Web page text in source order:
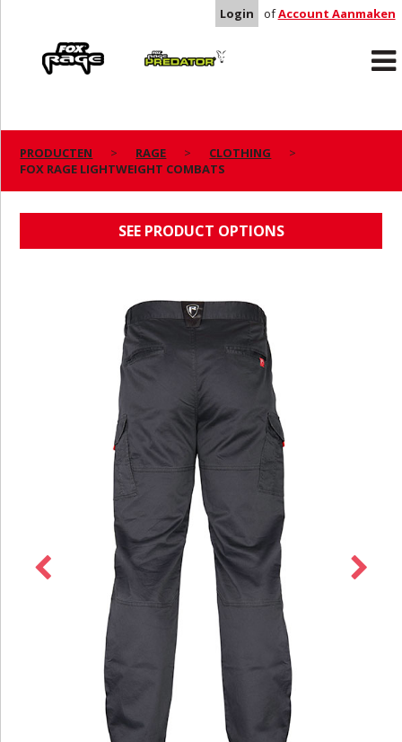
Login ofAccount Aanmaken
Predator
PRODUCTEN RAGE
CLOTHING
FOX RAGE LIGHTWEIGHT COMBATS
SEE PRODUCT OPTIONS